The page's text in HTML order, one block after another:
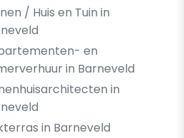
/ Huis en Tuin in
en
in Barneveld
in
in Barneveld